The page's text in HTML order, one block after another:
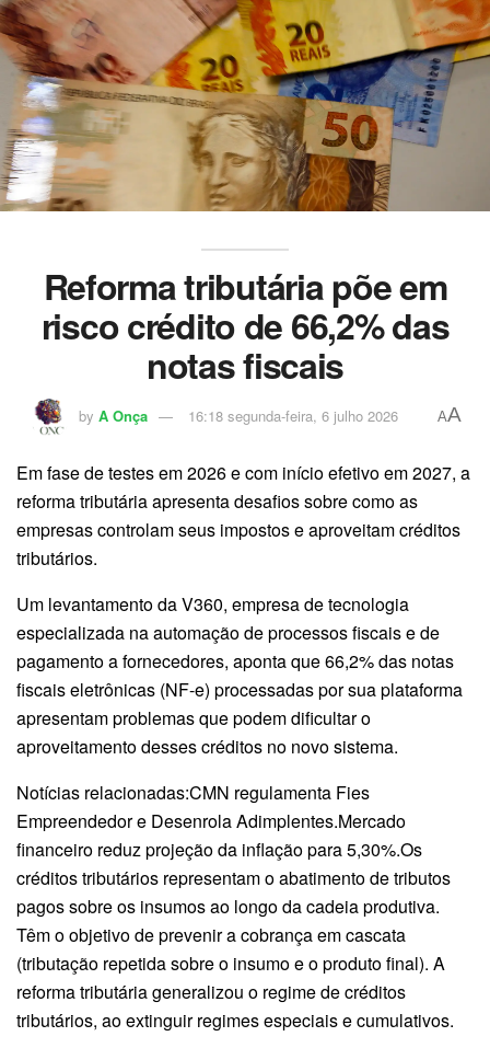
Reforma tributária põe em
risco crédito de 66,2% das
notas fiscais
by A Onça 16:18 segunda-feira, 6 julho 2026 AA
Em fase de testes em 2026 e com início efetivo em 2027, a
reforma tributária apresenta desafios sobre como as
empresas controlam seus impostos e aproveitam créditos
tributários.
Um levantamento da V360, empresa de tecnologia
especializada na automação de processos fiscais e de
pagamento a fornecedores, aponta que 66,2% das notas
fiscais eletrônicas (NF-e) processadas por sua plataforma
apresentam problemas que podem dificultar o
aproveitamento desses créditos no novo sistema.
Notícias relacionadas:CMN regulamenta Fies
Empreendedor e Desenrola Adimplentes.Mercado
financeiro reduz projeção da inflação para 5,30%.Os
créditos tributários representam o abatimento de tributos
pagos sobre os insumos ao longo da cadeia produtiva.
Têm o objetivo de prevenir a cobrança em cascata
(tributação repetida sobre o insumo e o produto final). A
reforma tributária generalizou o regime de créditos
tributários, ao extinguir regimes especiais e cumulativos.